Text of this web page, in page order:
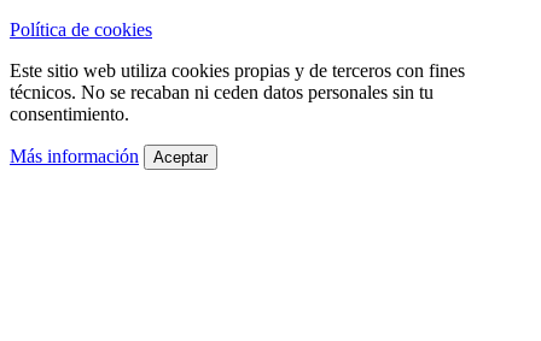
Política de cookies
Este sitio web utiliza cookies propias y de terceros con fines
técnicos. No se recaban ni ceden datos personales sin tu
consentimiento.
Más información Aceptar